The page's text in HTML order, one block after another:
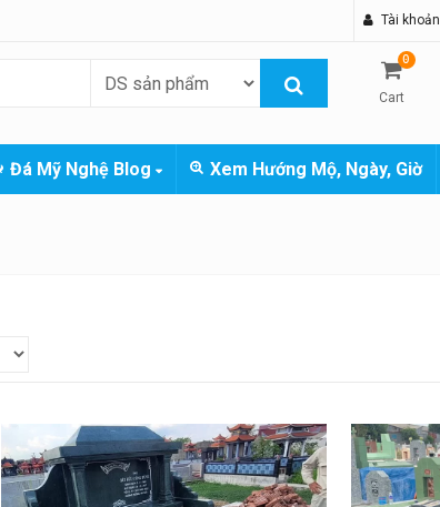
Tài khoản
0
Cart
Đá Mỹ Nghệ Blog Xem Hướng Mộ, Ngày, Giờ